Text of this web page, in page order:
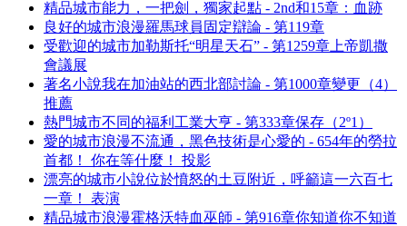
精品城市能力，一把劍，獨家起點 - 2nd和15章：血跡
良好的城市浪漫羅馬球員固定辯論 - 第119章
受歡迎的城市加勒斯托“明星天石” - 第1259章上帝凱撒
會議展
著名小說我在加油站的西北部討論 - 第1000章變更（4）
推薦
熱門城市不同的福利工業大亨 - 第333章保存（2º1）
愛的城市浪漫不流通，黑色技術是心愛的 - 654年的勞拉
首都！ 你在等什麼！ 投影
漂亮的城市小說位於憤怒的土豆附近，呼籲這一六百七
一章！ 表演
精品城市浪漫霍格沃特血巫師 - 第916章你知道你不知道